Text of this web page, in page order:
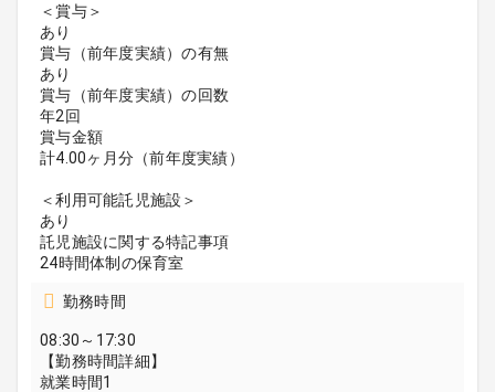
＜賞与＞
あり
賞与（前年度実績）の有無
あり
賞与（前年度実績）の回数
年2回
賞与金額
計4.00ヶ月分（前年度実績）
＜利用可能託児施設＞
あり
託児施設に関する特記事項
24時間体制の保育室
勤務時間
08:30～17:30
【勤務時間詳細】
就業時間1